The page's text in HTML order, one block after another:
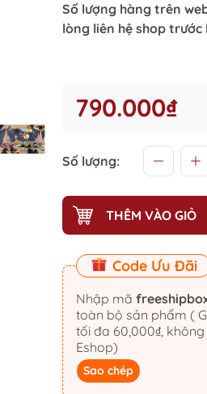
Số lượng hàng trên
lòng liên hệ shop
790.000₫
Số lượng:
THÊM VÀO GIỎ
Code Ưu Đãi
Nhập mã
toàn bộ sản phẩm (
tối đa 60,000₫,
Eshop)
Sao chép